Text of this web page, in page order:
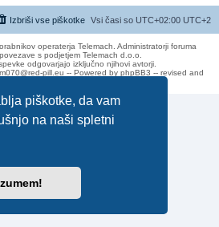
piškotke, da vam
na naši spletni
Vsi časi so UTC+02:00 UTC+2
Izbriši vse piškotke
operaterja Telemach. Administratorji foruma
s podjetjem Telemach d.o.o.
odgovarjajo izključno njihovi avtorji.
pill.eu -- Powered by phpBB3 -- revised and